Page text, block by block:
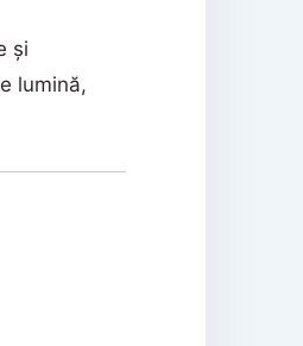
și
lumină,